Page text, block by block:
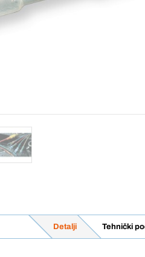
Detalji Tehnički